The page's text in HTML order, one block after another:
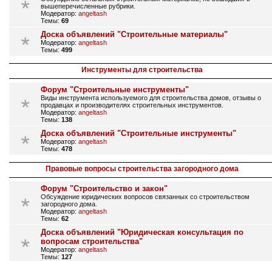
вышеперечисленные рубрики.
Модератор: angeltash
Темы: 69
Доска объявлений "Строительные материалы"
Модератор: angeltash
Темы: 499
Инструменты для строительства
Форум "Строительные инструменты"
Виды инструмента используемого для строительства домов, отзывы о
продавцах и производителях строительных инструментов.
Модератор: angeltash
Темы: 138
Доска объявлений "Строительные инструменты"
Модератор: angeltash
Темы: 478
Правовые вопросы строительства загородного дома
Форум "Строительство и закон"
Обсуждение юридических вопросов связанных со строительством
загородного дома.
Модератор: angeltash
Темы: 62
Доска объявлений "Юридическая консультация по
вопросам строительства"
Модератор: angeltash
Темы: 127